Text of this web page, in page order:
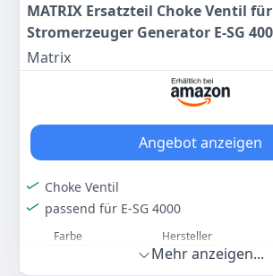
MATRIX Ersatzteil Choke Ventil
Stromerzeuger Generator E-SG
Matrix
Angebot anzeigen
Choke Ventil
passend für E-SG 4000
Farbe Hersteller
HBH
Mehr anzeigen...